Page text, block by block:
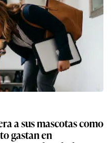
a sus mascotas como
gastan en